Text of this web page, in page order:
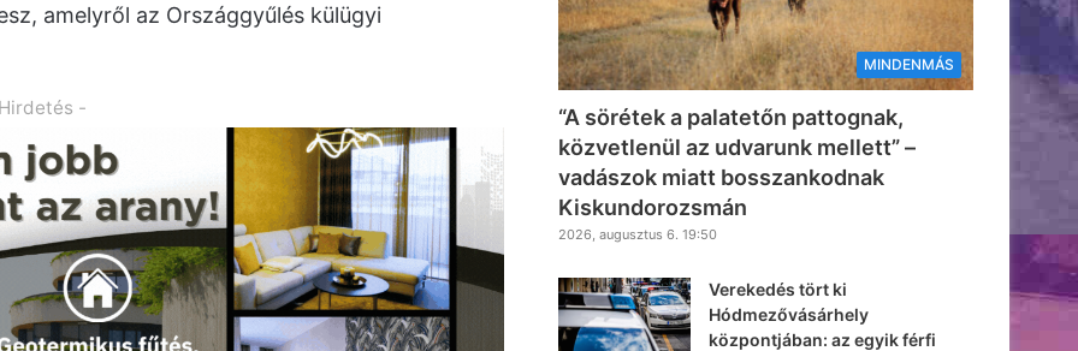
amelyről az Országgyűlés külügyi
-
MINDENMÁS
“A sörétek a palatetőn pattognak,
közvetlenül az udvarunk mellett” –
vadászok miatt bosszankodnak
Kiskundorozsmán
2026, augusztus 6. 19:50
Verekedés tört ki
Hódmezővásárhely
központjában: az egyik férfi